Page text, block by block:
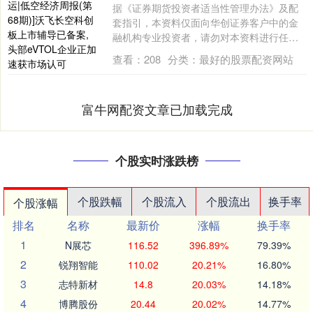
据《证券期货投资者适当性管理办法》及配
套指引，本资料仅面向华创证券客户中的金
融机构专业投资者，请勿对本资料进行任何
形式的....
查看： 208 分类： 最好的股票配资网站
富牛网配资文章已加载完成
个股实时涨跌榜
个股涨幅 个股跌幅 个股流入 个股流出
换手率
排名
名称 最新价 涨幅
换手率
1
N展芯 116.52 396.89% 79.39%
2 锐翔智能 110.02 20.21% 16.80%
3 志特新材 14.8 20.03% 14.18%
4 博腾股份 20.44 20.02% 14.77%